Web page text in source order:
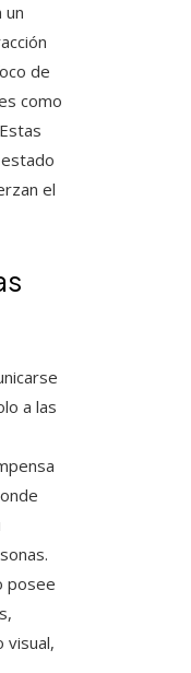
un
de
como
el
a las
posee
visual,